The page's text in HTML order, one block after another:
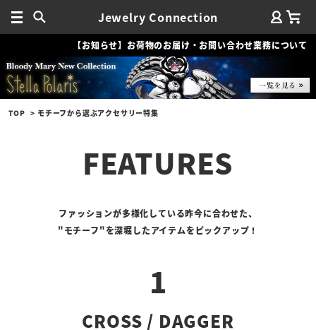
Jewelry Connection
【お知らせ】お荷物のお届け・お問い合わせ業務について
TOP モチーフから選ぶアクセサリー特集
FEATURES
ファッションが多様化している昨今に合わせた、
"モチーフ"を深堀したアイテムをピックアップ！
1
CROSS / DAGGER